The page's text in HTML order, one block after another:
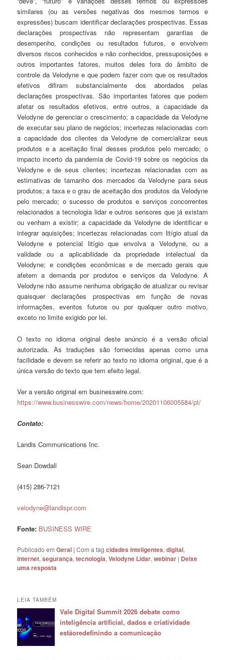
similares (ou as versões negativas dos mesmos termos e
expressões) buscam identificar declarações prospectivas. Essas
declarações prospectivas não representam garantias de
desempenho, condições ou resultados futuros, e envolvem
diversos riscos conhecidos e não conhecidos, pressuposições e
outros importantes fatores, muitos deles fora do âmbito de
controle da Velodyne e que podem fazer com que os resultados
efetivos difiram substancialmente dos abordados pelas
declarações prospectivas. São importantes fatores que podem
afetar os resultados efetivos, entre outros, a capacidade da
Velodyne de gerenciar o crescimento; a capacidade da Velodyne
de executar seu plano de negócios; incertezas relacionadas com
a capacidade dos clientes da Velodyne de comercializar seus
produtos e a aceitação final desses produtos pelo mercado; o
impacto incerto da pandemia de Covid-19 sobre os negócios da
Velodyne e de seus clientes; incertezas relacionadas com as
estimativas de tamanho dos mercados da Velodyne para seus
produtos; a taxa e o grau de aceitação dos produtos da Velodyne
pelo mercado; o sucesso de produtos e serviços concorrentes
relacionados a tecnologia lidar e outros sensores que já existam
ou venham a existir; a capacidade da Velodyne de identificar e
integrar aquisições; incertezas relacionadas com litígio atual da
Velodyne e potencial litígio que envolva a Velodyne, ou a
validade ou a aplicabilidade da propriedade intelectual da
Velodyne; e condições econômicas e de mercado gerais que
afetem a demanda por produtos e serviços da Velodyne. A
Velodyne não assume nenhuma obrigação de atualizar ou revisar
quaisquer declarações prospectivas em função de novas
informações, eventos futuros ou por qualquer outro motivo,
exceto no limite exigido por lei.
O texto no idioma original deste anúncio é a versão oficial
autorizada. As traduções são fornecidas apenas como uma
facilidade e devem se referir ao texto no idioma original, que é a
única versão do texto que tem efeito legal.
Ver a versão original em businesswire.com:
https://www.businesswire.com/news/home/20201106005584/pt/
Contato:
Landis Communications Inc.
Sean Dowdall
(415) 286-7121
velodyne@landispr.com
Fonte: BUSINESS WIRE
Publicado em Geral |Com a tagcidades inteligentes,digital,
internet,segurança,tecnologia,Velodyne Lidar,webinar | Deixe
uma resposta
LEIA TAMBÉM
Vale Digital Summit 2026 debate como
inteligência artificial, dados e criatividade
estãoredefinindo a comunicação